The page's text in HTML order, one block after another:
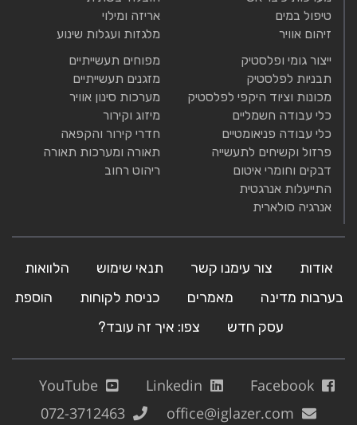
טיפול במים
זיהום אוויר
אריזה ומילוי
מלגזות ועגלות שינוע
ייצור גומי ופלסטיק
תבניות לפלסטיק
מכונות וציוד היקפי לפלסטיק
כלי עבודה חשמליים
כלי עבודה פניאומטיים
פרזול וקשיחים לתעשייה
דבקים וחומרי איטום
התייעלות אנרגטית
אנרגיה סולארית
מפוחים תעשייתיים
מזגנים תעשייתיים
מערכות סינון אוויר
מיזוג וקירור
חדרי קירור והקפאה
תאורה ומערכות תאורה
ריהוט רחוב
אודות צור עימנו קשר תנאי שימוש
הלוואות
בערבות מדינה
מאמרים כניסת לקוחות
הוספת
עסק חדש
צפו: איך זה עובד?
Facebook